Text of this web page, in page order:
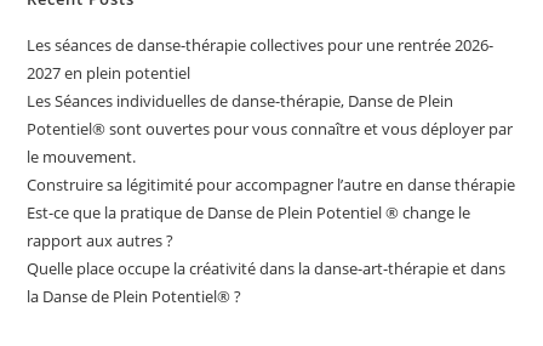
Les séances de danse-thérapie collectives pour une rentrée 2026-
2027 en plein potentiel
Les Séances individuelles de danse-thérapie, Danse de Plein
Potentiel®️ sont ouvertes pour vous connaître et vous déployer par
le mouvement.
Construire sa légitimité pour accompagner l’autre en danse thérapie
Est-ce que la pratique de Danse de Plein Potentiel ® change le
rapport aux autres ?
Quelle place occupe la créativité dans la danse-art-thérapie et dans
la Danse de Plein Potentiel® ?